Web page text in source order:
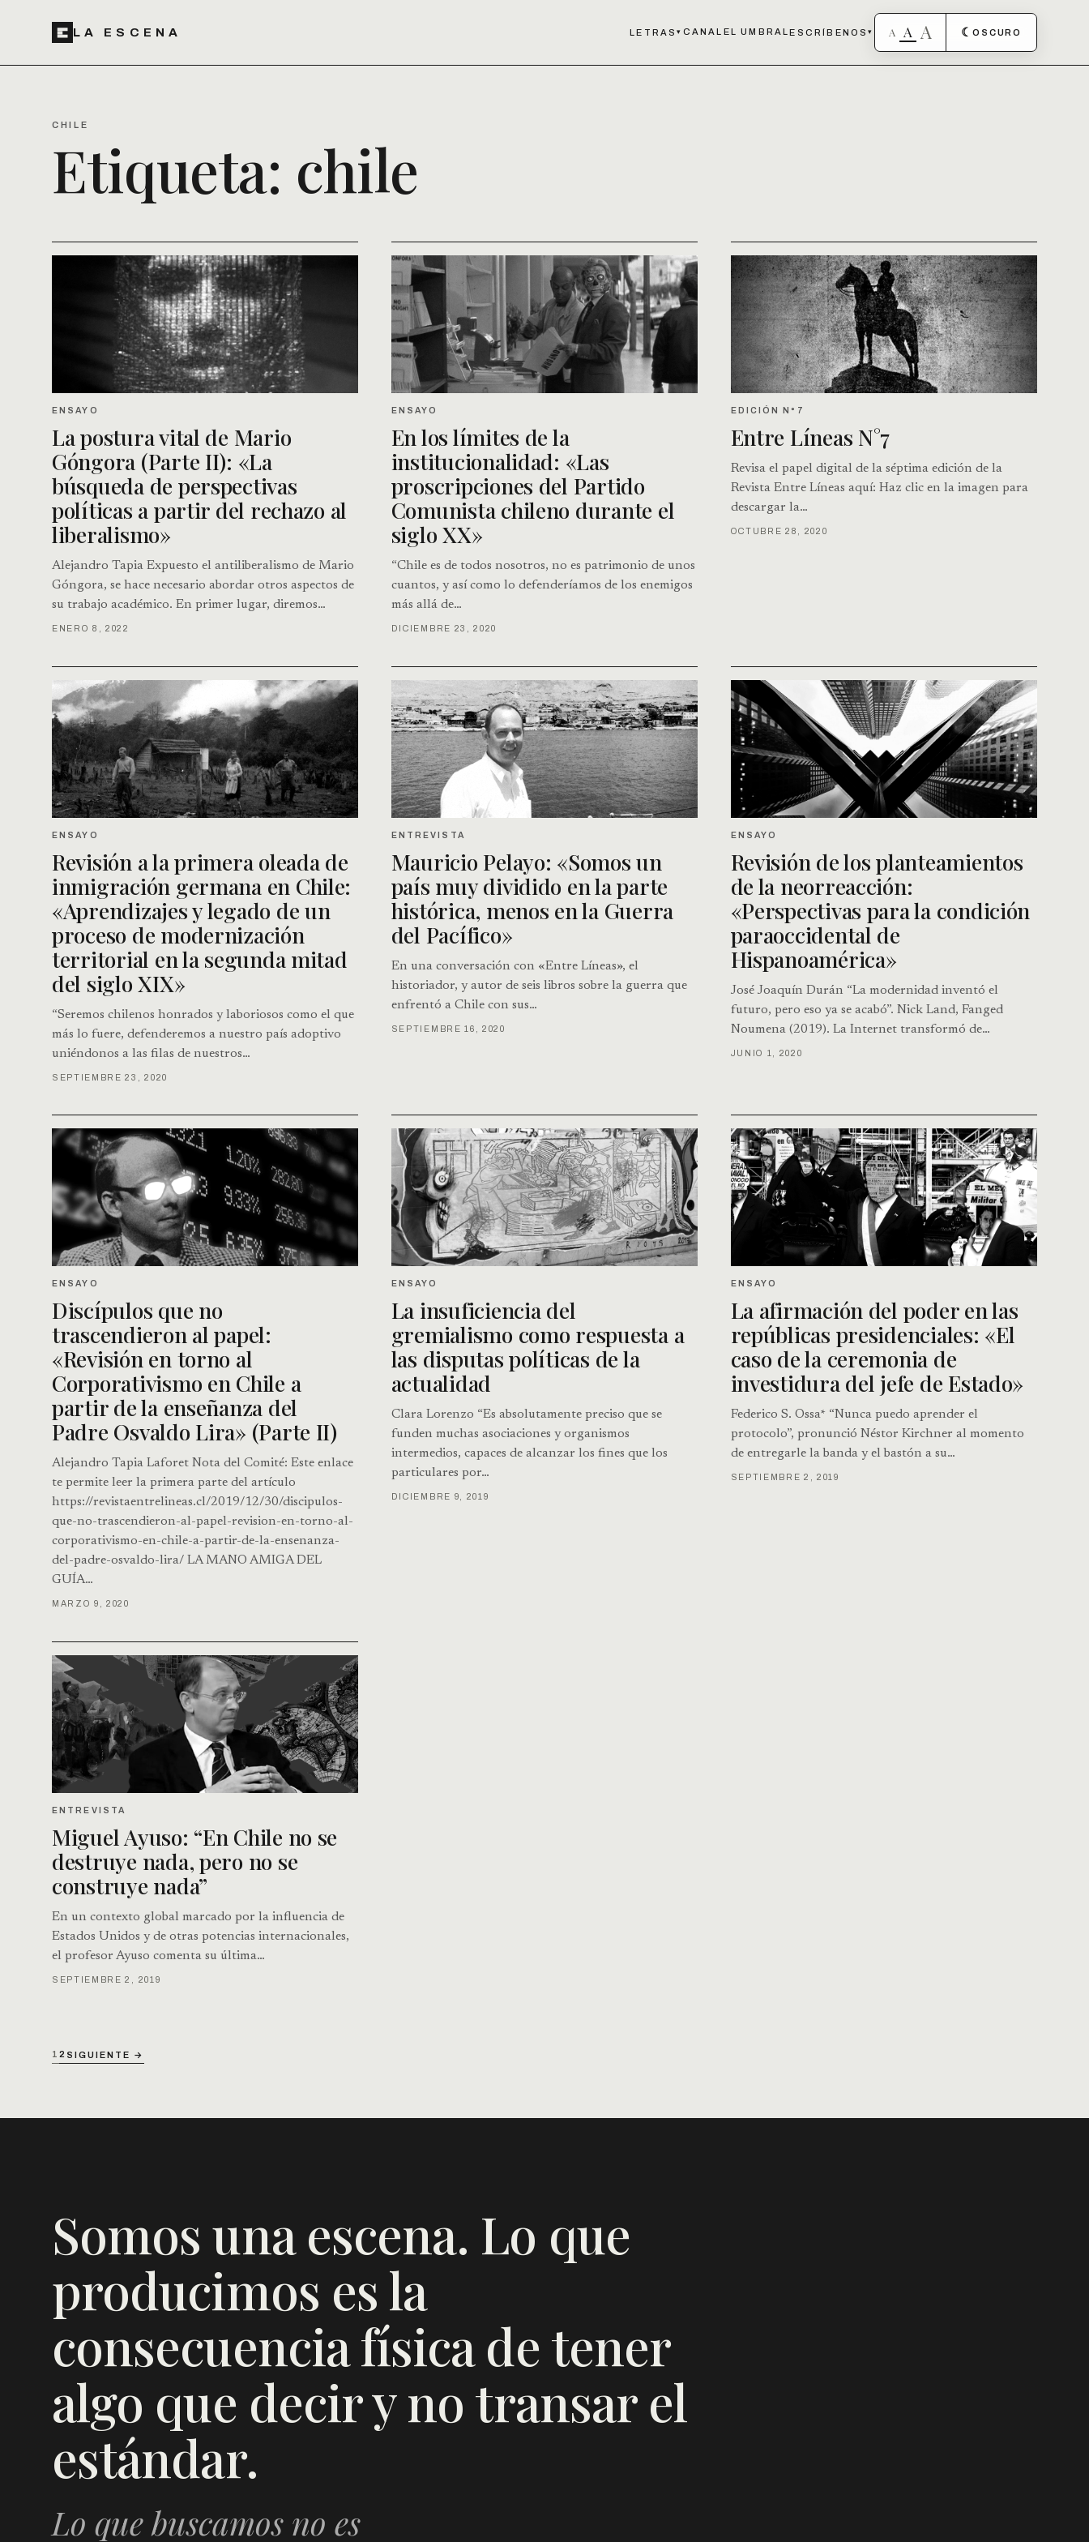
LA ESCENA LETRAS▾ CANAL EL UMBRALESCRÍBENOS▾ A A A ☾OSCURO
CHILE
Etiqueta: chile
ENSAYO
La postura vital de Mario
Góngora (Parte II): «La
búsqueda de perspectivas
políticas a partir del rechazo al
liberalismo»
Alejandro Tapia Expuesto el antiliberalismo de Mario
Góngora, se hace necesario abordar otros aspectos de
su trabajo académico. En primer lugar, diremos…
ENERO 8, 2022
ENSAYO
En los límites de la
institucionalidad: «Las
proscripciones del Partido
Comunista chileno durante el
siglo XX»
“Chile es de todos nosotros, no es patrimonio de unos
cuantos, y así como lo defenderíamos de los enemigos
más allá de…
DICIEMBRE 23, 2020
EDICIÓN N°7
Entre Líneas N°7
Revisa el papel digital de la séptima edición de la
Revista Entre Líneas aquí: Haz clic en la imagen para
descargar la…
OCTUBRE 28, 2020
ENSAYO
Revisión a la primera oleada de
inmigración germana en Chile:
«Aprendizajes y legado de un
proceso de modernización
territorial en la segunda mitad
del siglo XIX»
“Seremos chilenos honrados y laboriosos como el que
más lo fuere, defenderemos a nuestro país adoptivo
uniéndonos a las filas de nuestros…
SEPTIEMBRE 23, 2020
ENTREVISTA
Mauricio Pelayo: «Somos un
país muy dividido en la parte
histórica, menos en la Guerra
del Pacífico»
En una conversación con «Entre Líneas», el
historiador, y autor de seis libros sobre la guerra que
enfrentó a Chile con sus…
SEPTIEMBRE 16, 2020
ENSAYO
Revisión de los planteamientos
de la neorreacción:
«Perspectivas para la condición
paraoccidental de
Hispanoamérica»
José Joaquín Durán “La modernidad inventó el
futuro, pero eso ya se acabó”. Nick Land, Fanged
Noumena (2019). La Internet transformó de…
JUNIO 1, 2020
ENSAYO
Discípulos que no
trascendieron al papel:
«Revisión en torno al
Corporativismo en Chile a
partir de la enseñanza del
Padre Osvaldo Lira» (Parte II)
Alejandro Tapia Laforet Nota del Comité: Este enlace
te permite leer la primera parte del artículo
https://revistaentrelineas.cl/2019/12/30/discipulos-
que-no-trascendieron-al-papel-revision-en-torno-al-
corporativismo-en-chile-a-partir-de-la-ensenanza-
del-padre-osvaldo-lira/ LA MANO AMIGA DEL
GUÍA…
MARZO 9, 2020
ENSAYO
La insuficiencia del
gremialismo como respuesta a
las disputas políticas de la
actualidad
Clara Lorenzo “Es absolutamente preciso que se
funden muchas asociaciones y organismos
intermedios, capaces de alcanzar los fines que los
particulares por…
DICIEMBRE 9, 2019
ENSAYO
La afirmación del poder en las
repúblicas presidenciales: «El
caso de la ceremonia de
investidura del jefe de Estado»
Federico S. Ossa* “Nunca puedo aprender el
protocolo”, pronunció Néstor Kirchner al momento
de entregarle la banda y el bastón a su…
SEPTIEMBRE 2, 2019
ENTREVISTA
Miguel Ayuso: “En Chile no se
destruye nada, pero no se
construye nada”
En un contexto global marcado por la influencia de
Estados Unidos y de otras potencias internacionales,
el profesor Ayuso comenta su última…
SEPTIEMBRE 2, 2019
1 2 SIGUIENTE →
Somos una escena. Lo que
producimos es la
consecuencia física de tener
algo que decir y no transar el
estándar.
Lo que buscamos no es